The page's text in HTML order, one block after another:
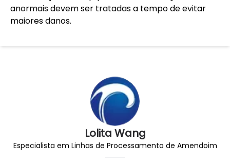
Lolita Wang
Especialista em Linhas de Processamento de Amendoim
anormais devem ser tratadas a tempo de evitar
maiores danos.